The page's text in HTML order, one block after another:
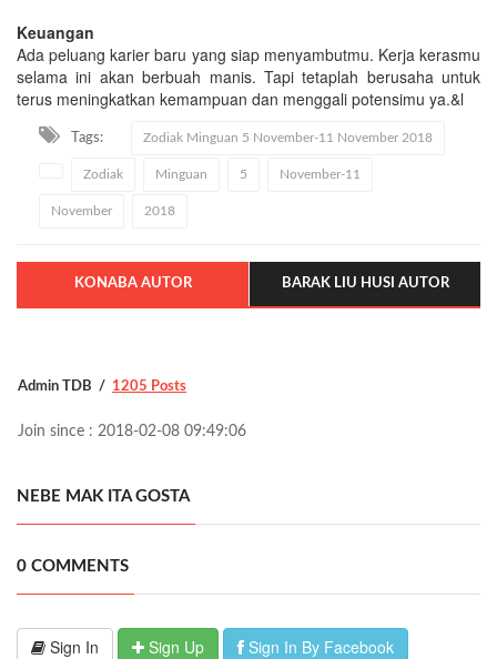
Keuangan
Ada peluang karier baru yang siap menyambutmu. Kerja kerasmu
selama ini akan berbuah manis. Tapi tetaplah berusaha untuk
terus meningkatkan kemampuan dan menggali potensimu ya.&l
Tags: Zodiak Minguan 5 November-11 November 2018
Zodiak Minguan 5 November-11
November 2018
KONABA AUTOR BARAK LIU HUSI AUTOR
Admin TDB 1205 Posts
Join since : 2018-02-08 09:49:06
NEBE MAK ITA GOSTA
0 COMMENTS
Sign In Sign Up Sign In By Facebook